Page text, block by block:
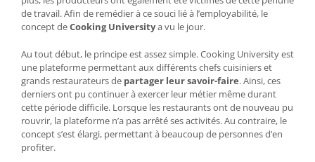
de travail. Afin de remédier à ce souci lié à l’employabilité, le
concept deCooking Universitya vu le jour.
Au tout début, le principe est assez simple. Cooking University est
une plateforme permettant aux différents chefs cuisiniers et
grands restaurateurs de partager leur savoir-faire. Ainsi, ces
derniers ont pu continuer à exercer leur métier même durant
cette période difficile. Lorsque les restaurants ont de nouveau pu
rouvrir, la plateforme n’a pas arrêté ses activités. Au contraire, le
concept s’est élargi, permettant à beaucoup de personnes d’en
profiter.